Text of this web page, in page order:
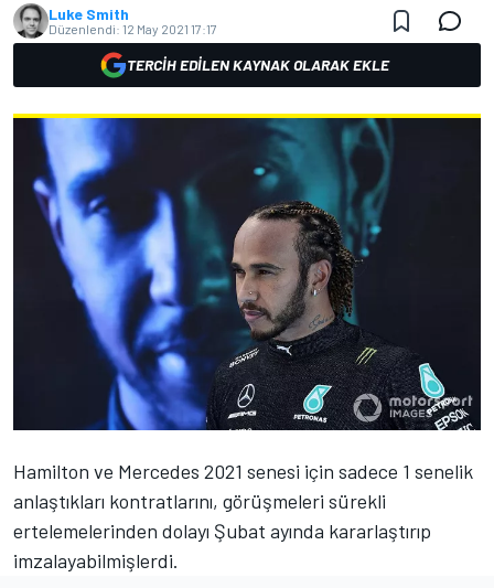
Luke Smith
Düzenlendi: 12 May 2021 17:17
TERCIH EDILEN KAYNAK OLARAK EKLE
Hamilton ve Mercedes 2021 senesi için sadece 1 senelik
anlaştıkları kontratlarını, görüşmeleri sürekli
ertelemelerinden dolayı Şubat ayında kararlaştırıp
imzalayabilmişlerdi.